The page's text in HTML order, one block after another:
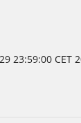
23:59:00 CET